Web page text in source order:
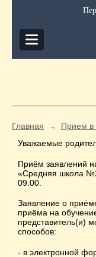
Главная →
Прием в
Уважаемые
Приём заявлений
«Средняя школа
09.00.
Заявление о
приёма на
представитель(и)
способов:
- в электронной